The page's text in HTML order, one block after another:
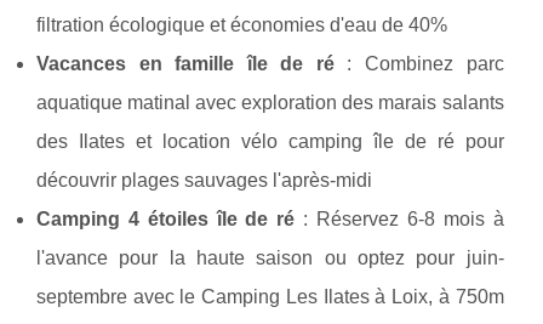
filtration écologique et économies d'eau de 40%
Vacances en famille île de ré: Combinez parc
aquatique matinal avec exploration des marais salants
des Ilates et location vélo camping île de ré pour
découvrir plages sauvages l'après-midi
Camping 4 étoiles île de ré : Réservez 6-8 mois à
l'avance pour la haute saison ou optez pour juin-
septembre avec le Camping Les Ilates à Loix, à 750m